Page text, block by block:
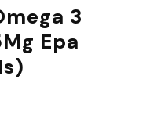
3
Epa